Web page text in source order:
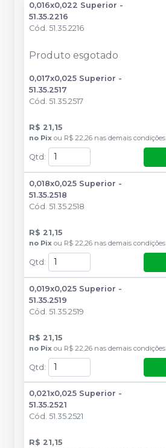
0,016x0,022 Superior -
51.35.2216
Cód. 51.35.2216
Produto esgotado
0,017x0,025 Superior -
51.35.2517
Cód. 51.35.2517
R$ 21,15
no Pix ou R$ 22,26 nas demais condições
Qtd :
0,018x0,025 Superior -
51.35.2518
Cód. 51.35.2518
R$ 21,15
no Pix ou R$ 22,26 nas demais condições
Qtd :
0,019x0,025 Superior -
51.35.2519
Cód. 51.35.2519
R$ 21,15
no Pix ou R$ 22,26 nas demais condições
Qtd:
0,021x0,025 Superior -
51.35.2521
Cód. 51.35.2521
R$ 21,15